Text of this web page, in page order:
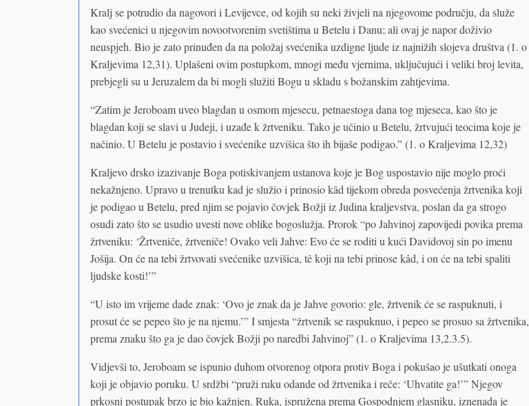
Kralj se potrudio da nagovori i Levijevce, od kojih su neki živjeli na njegovome području, da služe
kao svećenici u njegovim novootvorenim svetištima u Betelu i Danu; ali ovaj je napor doživio
neuspjeh. Bio je zato prinuđen da na položaj svećenika uzdigne ljude iz najnižih slojeva društva (1. o
Kraljevima 12,31). Uplašeni ovim postupkom, mnogi među vjernima, uključujući i veliki broj levita,
prebjegli su u Jeruzalem da bi mogli služiti Bogu u skladu s božanskim zahtjevima.
“Zatim je Jeroboam uveo blagdan u osmom mjesecu, petnaestoga dana tog mjeseca, kao što je
blagdan koji se slavi u Judeji, i uzađe k žrtveniku. Tako je učinio u Betelu, žrtvujući teocima koje je
načinio. U Betelu je postavio i svećenike uzvišica što ih bijaše podigao.” (1. o Kraljevima 12,32)
Kraljevo drsko izazivanje Boga potiskivanjem ustanova koje je Bog uspostavio nije moglo proći
nekažnjeno. Upravo u trenutku kad je služio i prinosio kâd tijekom obreda posvećenja žrtvenika koji
je podigao u Betelu, pred njim se pojavio čovjek Božji iz Judina kraljevstva, poslan da ga strogo
osudi zato što se usudio uvesti nove oblike bogoslužja. Prorok “po Jahvinoj zapovijedi povika prema
žrtveniku: ‘Žrtveniče, žrtveniče! Ovako veli Jahve: Evo će se roditi u kući Davidovoj sin po imenu
Jošija. On će na tebi žrtvovati svećenike uzvišica, tê koji na tebi prinose kâd, i on će na tebi spaliti
ljudske kosti!’”
“U isto im vrijeme dade znak: ‘Ovo je znak da je Jahve govorio: gle, žrtvenik će se raspuknuti, i
prosut će se pepeo što je na njemu.’” I smjesta “žrtvenik se raspuknuo, i pepeo se prosuo sa žrtvenika,
prema znaku što ga je dao čovjek Božji po naredbi Jahvinoj” (1. o Kraljevima 13,2.3.5).
Vidjevši to, Jeroboam se ispunio duhom otvorenog otpora protiv Boga i pokušao je ušutkati onoga
koji je objavio poruku. U srdžbi “pruži ruku odande od žrtvenika i reče: ‘Uhvatite ga!’” Njegov
prkosni postupak brzo je bio kažnjen. Ruka, ispružena prema Gospodnjem glasniku, iznenada je